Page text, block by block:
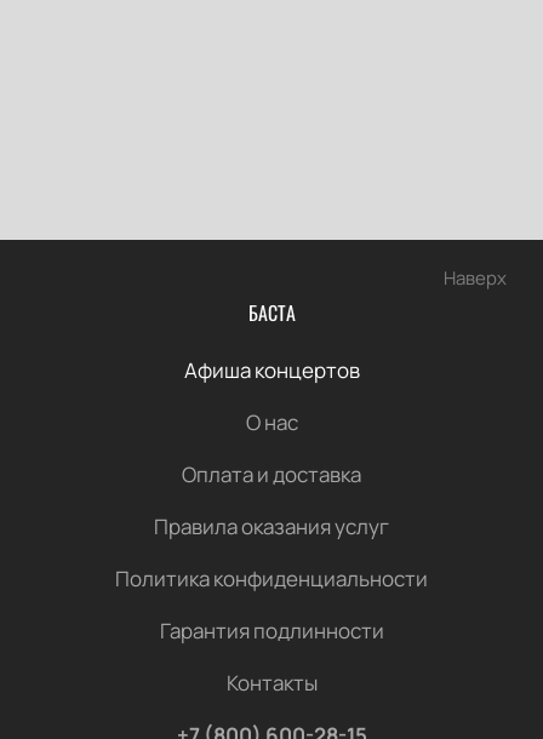
Наверх
БАСТА
Афиша концертов
О нас
Оплата и доставка
Правила оказания услуг
Политика конфиденциальности
Гарантия подлинности
Контакты